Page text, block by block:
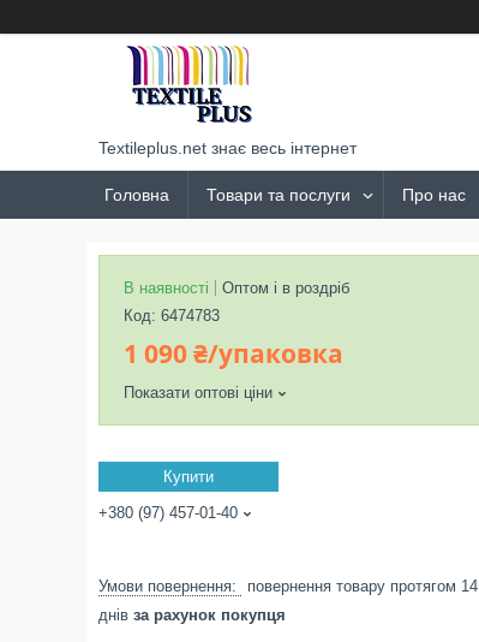
Textileplus.net знає весь інтернет
Головна Товари та послуги Про нас
В наявності
Оптом і в роздріб
Код: 6474783
1 090 ₴/упаковка
Показати оптові ціни
Купити
+380 (97) 457-01-40
повернення товару протягом 14
днів за рахунок покупця